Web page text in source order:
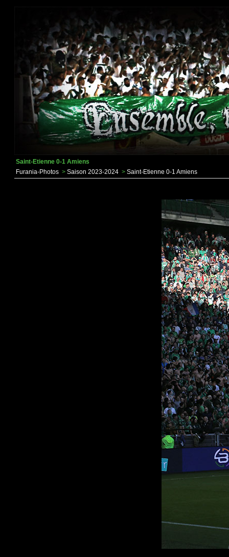
Saint-Etienne 0-1 Amiens
Furania-Photos > Saison 2023-2024 > Saint-Etienne 0-1 Amiens